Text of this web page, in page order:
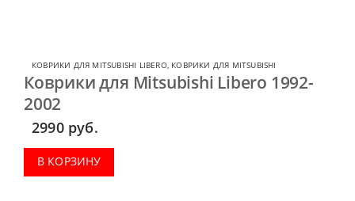
КОВРИКИ ДЛЯ MITSUBISHI LIBERO, КОВРИКИ ДЛЯ MITSUBISHI
Коврики для Mitsubishi Libero 1992-
2002
2990 руб.
В КОРЗИНУ